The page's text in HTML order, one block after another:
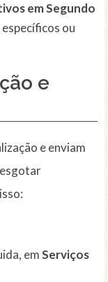
em Segundo
ou
e
e enviam
emServiços